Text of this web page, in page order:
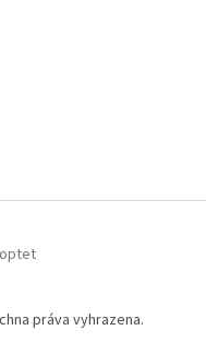
práva vyhrazena.